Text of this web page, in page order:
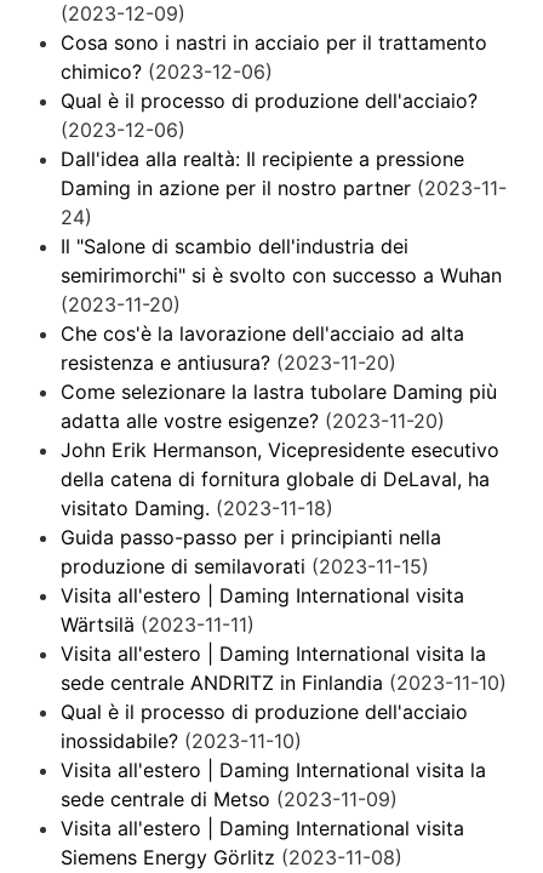
(2023-12-09)
Cosa sono i nastri in acciaio per il trattamento
chimico? (2023-12-06)
Qual è il processo di produzione dell'acciaio?
(2023-12-06)
Dall'idea alla realtà: Il recipiente a pressione
Daming in azione per il nostro partner (2023-11-
24)
Il "Salone di scambio dell'industria dei
semirimorchi" si è svolto con successo a Wuhan
(2023-11-20)
Che cos'è la lavorazione dell'acciaio ad alta
resistenza e antiusura? (2023-11-20)
Come selezionare la lastra tubolare Daming più
adatta alle vostre esigenze? (2023-11-20)
John Erik Hermanson, Vicepresidente esecutivo
della catena di fornitura globale di DeLaval, ha
visitato Daming. (2023-11-18)
Guida passo-passo per i principianti nella
produzione di semilavorati (2023-11-15)
Visita all'estero | Daming International visita
Wärtsilä (2023-11-11)
Visita all'estero | Daming International visita la
sede centrale ANDRITZ in Finlandia (2023-11-10)
Qual è il processo di produzione dell'acciaio
inossidabile? (2023-11-10)
Visita all'estero | Daming International visita la
sede centrale di Metso (2023-11-09)
Visita all'estero | Daming International visita
Siemens Energy Görlitz (2023-11-08)